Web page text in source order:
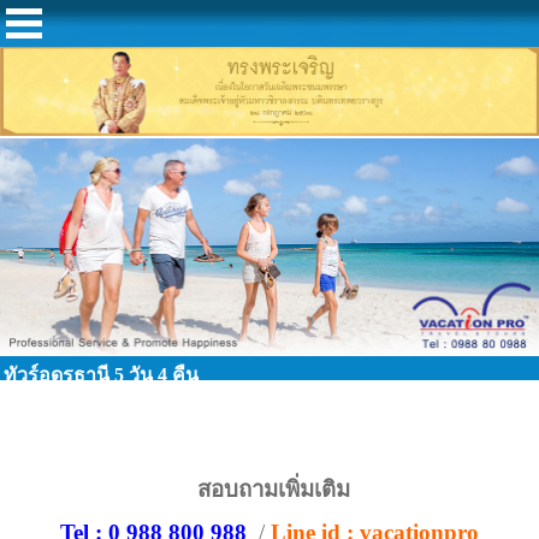
ทัวร์อุดรธานี 5 วัน 4 คืน
สอบถามเพิ่มเติม
Tel : 0 988 800 988 / Line id : vacationpro